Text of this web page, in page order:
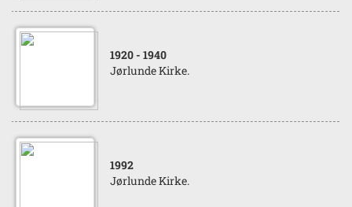
1920 - 1940
Jørlunde Kirke.
1992
Jørlunde Kirke.